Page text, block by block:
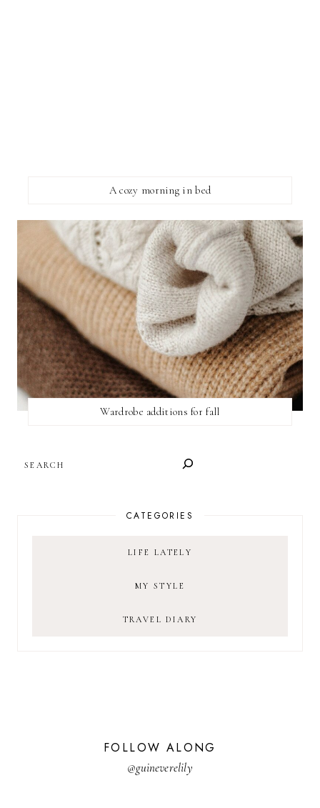
A cozy morning in bed
Wardrobe additions for fall
CATEGORIES
LIFE LATELY
MY STYLE
TRAVEL DIARY
FOLLOW ALONG
@guineverelily